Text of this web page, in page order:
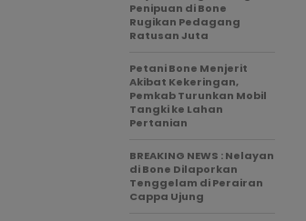
Penipuan di Bone
Rugikan Pedagang
Ratusan Juta
Petani Bone Menjerit
Akibat Kekeringan,
Pemkab Turunkan Mobil
Tangki ke Lahan
Pertanian
BREAKING NEWS : Nelayan
di Bone Dilaporkan
Tenggelam di Perairan
Cappa Ujung